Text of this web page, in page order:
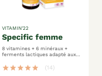
specific femme
VITAMIN'22
8 vitamines + 6 minéraux +
ferments lactiques adapté aux
tonifie et renforce l'organisme
star star star star star (14)